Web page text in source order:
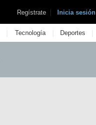
Regístrate | Inicia sesión
| Tecnología | Deportes |